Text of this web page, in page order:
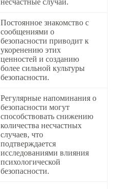
несчастные случаи.
Постоянное знакомство с
сообщениями о
безопасности приводит к
укоренению этих
ценностей и созданию
более сильной культуры
безопасности.
Регулярные напоминания о
безопасности могут
способствовать снижению
количества несчастных
случаев, что
подтверждается
исследованиями влияния
психологической
безопасности.